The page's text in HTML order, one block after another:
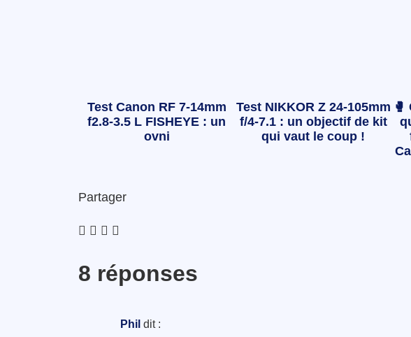
Test Canon RF 7-14mm
f2.8-3.5 L FISHEYE : un
ovni
Test NIKKOR Z 24-105mm
f/4-7.1 : un objectif de kit
qui vaut le coup !
Partager
8 réponses
Phil dit :